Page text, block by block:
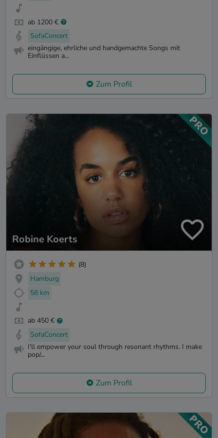
ab 1200 €
SofaConcert
eingängige, ehrliche und handgemachte Songs mit
Einflüssen a...
Zum Profil
Robine Koerts
(8)
Hamburg
58 km
ab 450 €
SofaConcert
I'll empower your soul through resonant rhythms. I make
pop/...
Zum Profil